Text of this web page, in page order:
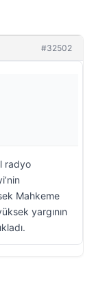
#32502
radyo
Mahkeme
yargının